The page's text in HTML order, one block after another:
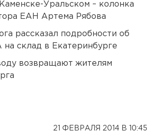
Уральском – колонка
ЕАН Артема Рябова
рассказал подробности об
склад в Екатеринбурге
возвращают жителям
21 ФЕВРАЛЯ 2014 В 10:45